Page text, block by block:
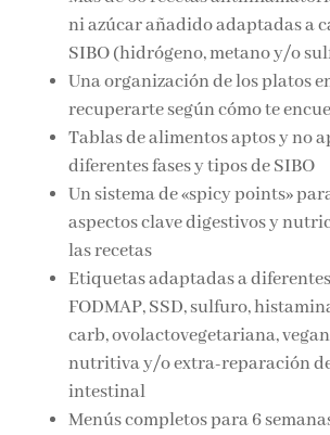
Más de 60 recetas
gluten ni azúcar añadido
tipo de SIBO (hidrógeno,
sulfuro)
Una organización de los platos
para recuperarte según cómo te
Tablas de alimentos aptos y no
las diferentes fases y tipos de
Un sistema de «spicy points»
aspectos clave digestivos y
las recetas
Etiquetas adaptadas a
FODMAP, SSD, sulfuro,
carb, ovolactovegetariana,
nutritiva y/o extra-reparación de